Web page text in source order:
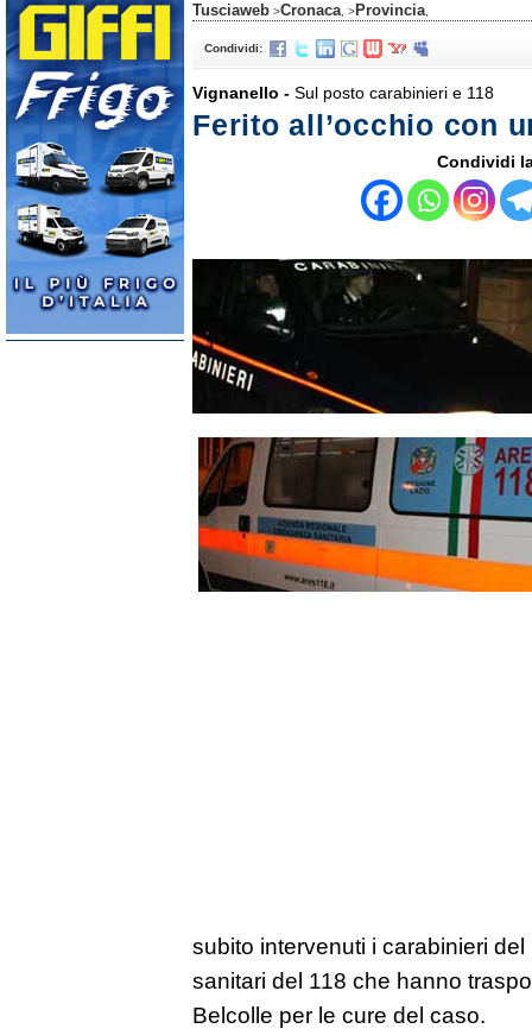
Tusciaweb >Cronaca , >Provincia
Condividi:
Vignanello - Sul posto carabinieri e 118
Ferito all’occhio con
Condividi
subito intervenuti i carabinieri
sanitari del 118 che hanno
Belcolle per le cure del caso.